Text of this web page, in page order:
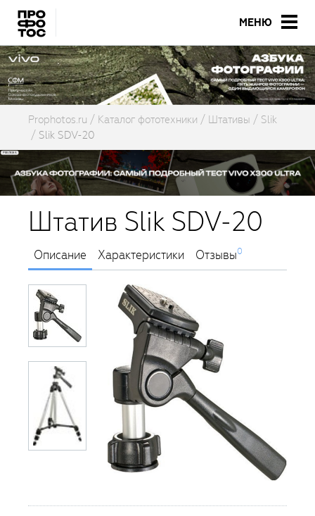
МЕНЮ
Prophotos.ru Каталог фототехники Штативы
Slik
Slik SDV-20
Штатив Slik SDV-20
Описание Характеристики Отзывы0